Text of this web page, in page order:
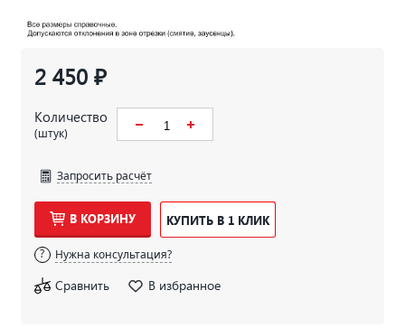
2 450 ₽
Количество
(штук)
Запросить расчёт
В КОРЗИНУ КУПИТЬ В 1 КЛИК
Нужна консультация?
Сравнить В избранное